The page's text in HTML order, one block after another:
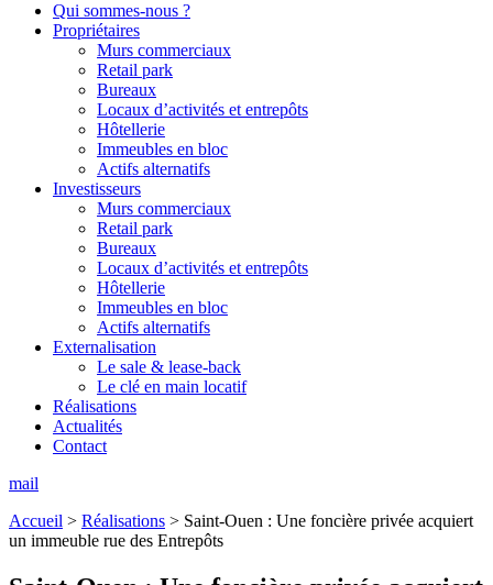
Qui sommes-nous ?
Propriétaires
Murs commerciaux
Retail park
Bureaux
Locaux d’activités et entrepôts
Hôtellerie
Immeubles en bloc
Actifs alternatifs
Investisseurs
Murs commerciaux
Retail park
Bureaux
Locaux d’activités et entrepôts
Hôtellerie
Immeubles en bloc
Actifs alternatifs
Externalisation
Le sale & lease-back
Le clé en main locatif
Réalisations
Actualités
Contact
mail
Accueil > Réalisations > Saint-Ouen : Une foncière privée acquiert
un immeuble rue des Entrepôts